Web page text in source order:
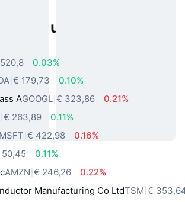
activa uit de echte
0.03%
€ 179,73
0.10%
AGOOGL € 323,86
0.21%
€ 263,89
0.11%
MSFT € 422,98
0.16%
0.11%
AMZN € 246,26
0.22%
Manufacturing Co LtdTSM €